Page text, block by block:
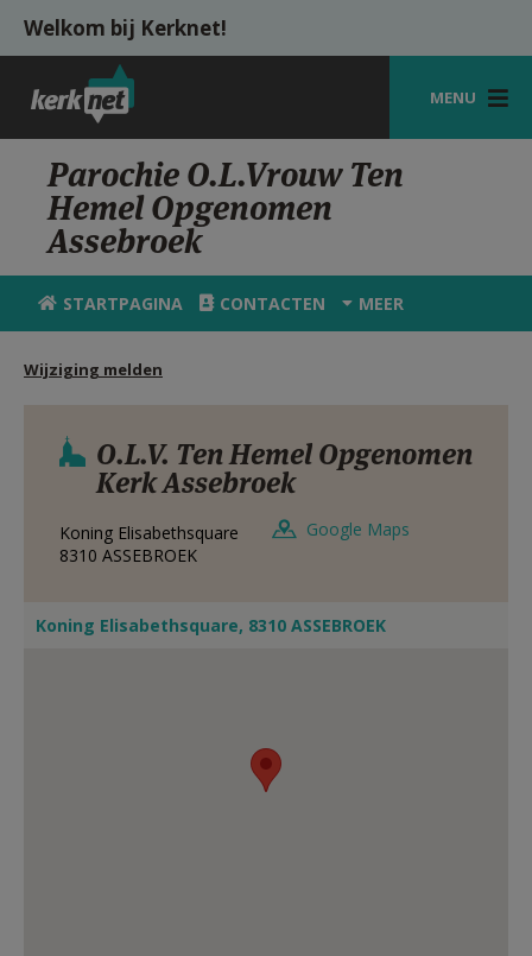
Overslaan en naar de inhoud gaan
Welkom bij Kerknet!
MENU
STARTPAGINA
KERK
SHOP
ZOEKEN
MIJN PAROCHIE
Parochie O.L.Vrouw Ten
Hemel Opgenomen
Assebroek
STARTPAGINA CONTACTEN MEER
Wijziging melden
O.L.V. Ten Hemel Opgenomen
Kerk Assebroek
Koning Elisabethsquare
8310 ASSEBROEK
Google Maps
Koning Elisabethsquare, 8310 ASSEBROEK